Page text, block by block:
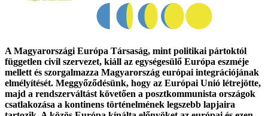
A Magyarországi Európa Társaság, mint politikai pártoktól
független civil szervezet, kiáll az egységesülő Európa eszméje
mellett és szorgalmazza Magyarország európai integrációjának
elmélyítését. Meggyőződésünk, hogy az Európai Unió létrejötte,
majd a rendszerváltást követően a posztkommunista országok
csatlakozása a kontinens történelmének legszebb lapjaira